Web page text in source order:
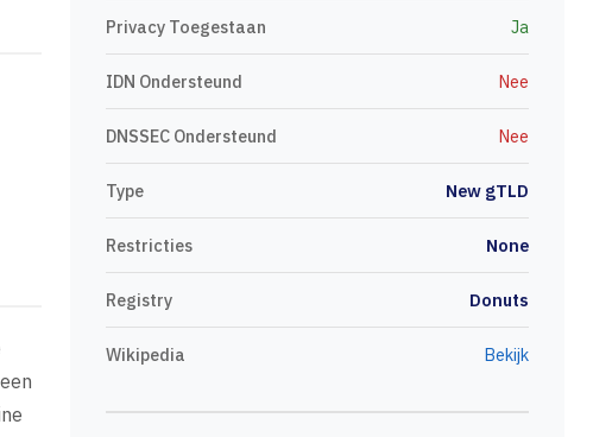
Privacy Toegestaan Ja
IDN Ondersteund Nee
DNSSEC Ondersteund Nee
Type New gTLD
Restricties None
Registry Donuts
Wikipedia Bekijk